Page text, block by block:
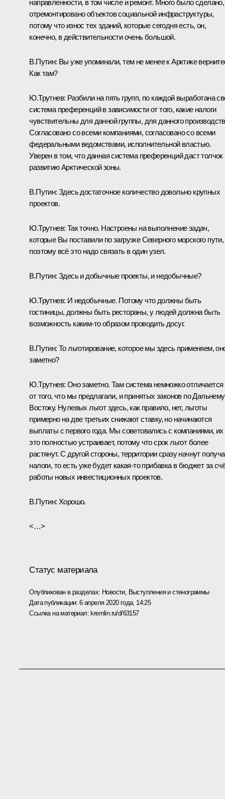
направленности, в том числе и ремонт. Много было сделано,
отремонтировано объектов социальной инфраструктуры,
потому что износ тех зданий, которые сегодня есть, он,
конечно, в действительности очень большой.
В.Путин: Вы уже упоминали, тем не менее к Арктике
Как там?
Ю.Трутнев: Разбили на пять групп, по каждой выработана
система преференций в зависимости от того, какие налоги
чувствительны для данной группы, для данного
Согласовано со всеми компаниями, согласовано со всеми
федеральными ведомствами, исполнительной властью.
Уверен в том, что данная система преференций даст толчок
развитию Арктической зоны.
В.Путин: Здесь достаточное количество довольно крупных
проектов.
Ю.Трутнев: Так точно. Настроены на выполнение задач,
которые Вы поставили по загрузке Северного морского пути,
поэтому всё это надо связать в один узел.
В.Путин: Здесь и добычные проекты, и недобычные?
Ю.Трутнев: И недобычные. Потому что должны быть
гостиницы, должны быть рестораны, у людей должна быть
возможность каким-то образом проводить досуг.
В.Путин: То льготирование, которое мы здесь применяем,
заметно?
Ю.Трутнев: Оно заметно. Там система немножко отличается
от того, что мы предлагали, и принятых законов по Дальнему
Востоку. Нулевых льгот здесь, как правило, нет, льготы
примерно на две третьих снижают ставку, но начинаются
выплаты с первого года. Мы советовались с компаниями, их
это полностью устраивает, потому что срок льгот более
растянут. С другой стороны, территории сразу начнут
налоги, то есть уже будет какая-то прибавка в бюджет за
работы новых инвестиционных проектов.
В.Путин: Хорошо.
<…>
Статус материала
Опубликован в разделах: Новости, Выступления и стенограммы
Дата публикации:6 апреля 2020 года, 14:25
Ссылка на материал: kremlin.ru/d/63157